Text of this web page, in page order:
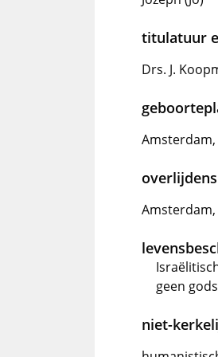
titulatuur
Drs. J.
geen
niet-